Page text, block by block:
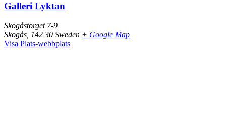
Galleri Lyktan
Skogåstorget 7-9
Skogås 142 30 Sweden + Google Map
Visa Plats-webbplats